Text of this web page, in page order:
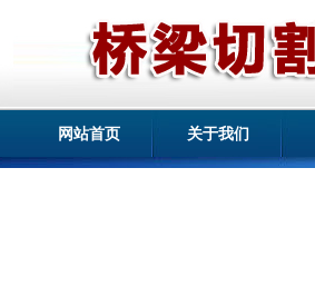
网站首页 关于我们